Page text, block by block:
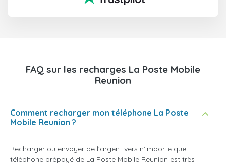
FAQ sur les recharges La Poste Mobile
Reunion
Comment recharger mon téléphone La Poste
Mobile Reunion ?
Recharger ou envoyer de l'argent vers n'importe quel
téléphone prépayé de La Poste Mobile Reunion est très